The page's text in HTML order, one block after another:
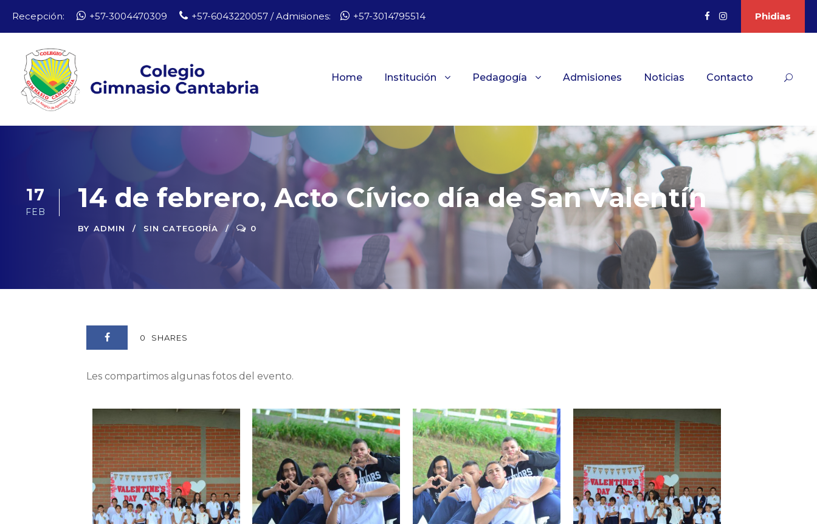
Recepción: +57-3004470309 +57-6043220057 / Admisiones: +57-3014795514 Phidias
Home Institución Pedagogía Admisiones Noticias Contacto
17
FEB 14 de febrero, Acto Cívico día de San Valentín
BY ADMIN SIN CATEGORÍA 0
0 SHARES
Les compartimos algunas fotos del evento.